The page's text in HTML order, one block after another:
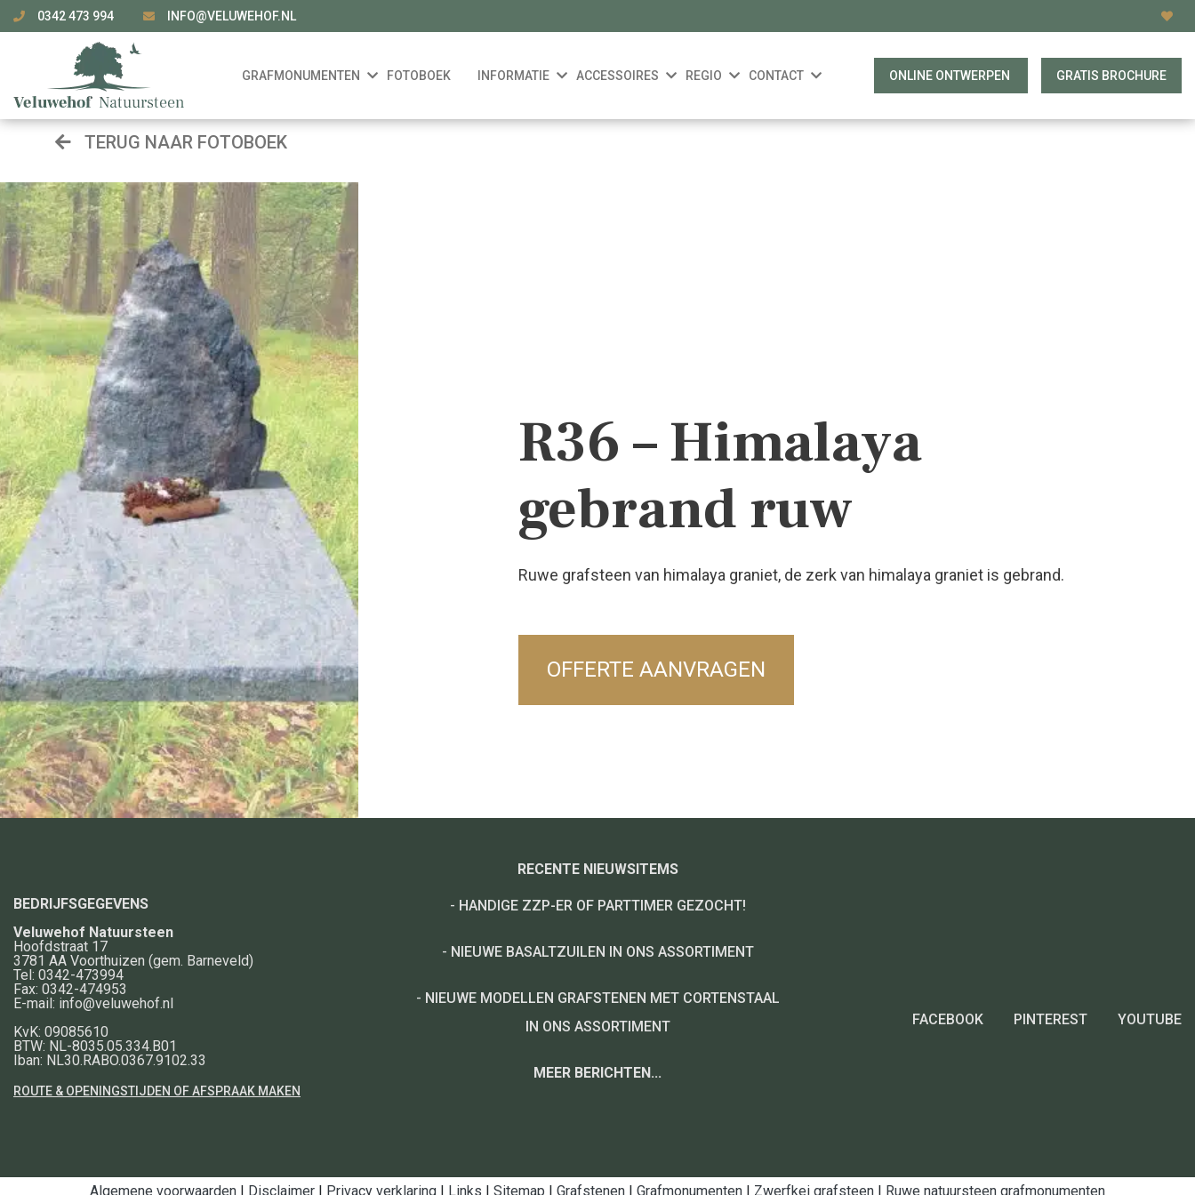
0342 473 994 INFO@VELUWEHOF.NL
GRAFMONUMENTEN FOTOBOEK INFORMATIE ACCESSOIRES REGIO CONTACT ONLINE ONTWERPEN GRATIS BROCHURE
TERUG NAAR FOTOBOEK
R36 – Himalaya
gebrand ruw
Ruwe grafsteen van himalaya graniet, de zerk van himalaya graniet is gebrand.
OFFERTE AANVRAGEN
BEDRIJFSGEGEVENS
Veluwehof Natuursteen
Hoofdstraat 17
3781 AA Voorthuizen (gem. Barneveld)
Tel: 0342-473994
Fax: 0342-474953
E-mail: info@veluwehof.nl
KvK: 09085610
BTW: NL-8035.05.334.B01
Iban: NL30.RABO.0367.9102.33
ROUTE & OPENINGSTIJDEN OF AFSPRAAK MAKEN
RECENTE NIEUWSITEMS
- HANDIGE ZZP-ER OF PARTTIMER GEZOCHT!
- NIEUWE BASALTZUILEN IN ONS ASSORTIMENT
- NIEUWE MODELLEN GRAFSTENEN MET CORTENSTAAL
IN ONS ASSORTIMENT
MEER BERICHTEN...
FACEBOOK PINTEREST YOUTUBE
Algemene voorwaarden | Disclaimer | Privacy verklaring | Links | Sitemap | Grafstenen | Grafmonumenten | Zwerfkei grafsteen | Ruwe natuursteen grafmonumenten